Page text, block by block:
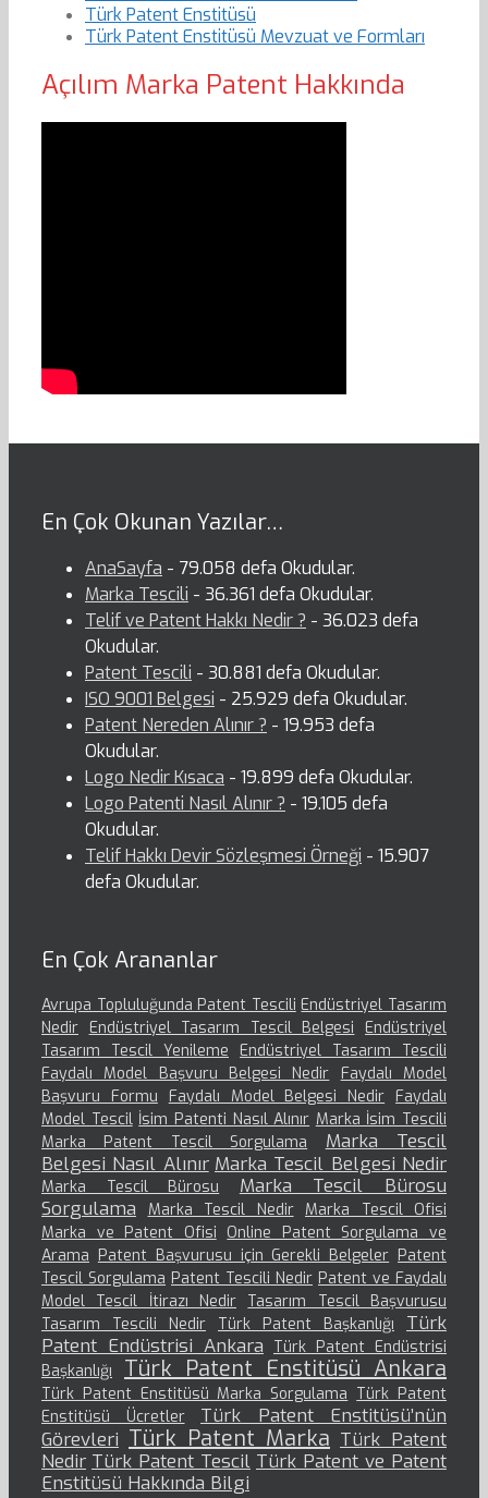
Türk Patent Enstitüsü
Türk Patent Enstitüsü Mevzuat ve Formları
Açılım Marka Patent Hakkında
En Çok Okunan Yazılar…
AnaSayfa - 79.058 defa Okudular.
Marka Tescili - 36.361 defa Okudular.
Telif ve Patent Hakkı Nedir ? - 36.023 defa
Okudular.
Patent Tescili - 30.881 defa Okudular.
ISO 9001 Belgesi - 25.929 defa Okudular.
Patent Nereden Alınır ? - 19.953 defa
Okudular.
Logo Nedir Kısaca - 19.899 defa Okudular.
Logo Patenti Nasıl Alınır ? - 19.105 defa
Okudular.
Telif Hakkı Devir Sözleşmesi Örneği - 15.907
defa Okudular.
En Çok Arananlar
Avrupa Topluluğunda Patent Tescili Endüstriyel Tasarım
Nedir Endüstriyel Tasarım Tescil Belgesi
Endüstriyel
Tasarım Tescil Yenileme
Endüstriyel Tasarım Tescili
Faydalı Model Başvuru Belgesi Nedir
Faydalı Model
Başvuru Formu
Faydalı Model Belgesi Nedir Faydalı
Model Tescil İsim Patenti Nasıl Alınır Marka İsim Tescili
Marka Patent Tescil Sorgulama
Marka Tescil
Belgesi Nasıl Alınır Marka Tescil Belgesi Nedir
Marka Tescil Bürosu
Marka Tescil Bürosu
Sorgulama
Marka Tescil Nedir Marka Tescil Ofisi
Marka ve Patent Ofisi Online Patent Sorgulama ve
Arama Patent Başvurusu için Gerekli Belgeler Patent
Tescil Sorgulama Patent Tescili Nedir Patent ve Faydalı
Model Tescil İtirazı Nedir Tasarım Tescil Başvurusu
Tasarım Tescili Nedir
Türk Patent Başkanlığı
Türk
Patent Endüstrisi Ankara Türk Patent Endüstrisi
Başkanlığı
Türk Patent Enstitüsü Ankara
Türk Patent Enstitüsü Marka Sorgulama Türk Patent
Enstitüsü Ücretler
Türk Patent Enstitüsü’nün
Görevleri Türk Patent Marka Türk Patent
Nedir Türk Patent Tescil Türk Patent ve Patent
Enstitüsü Hakkında Bilgi